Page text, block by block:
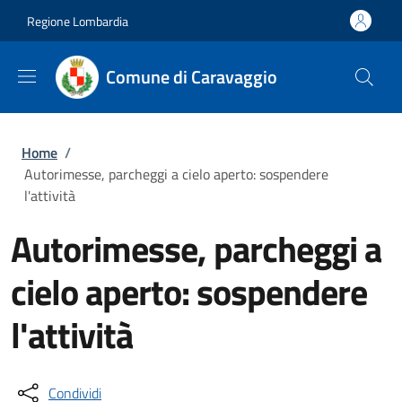
Regione Lombardia
Comune di Caravaggio
Briciole di pane
Home /
Autorimesse, parcheggi a cielo aperto: sospendere
l'attività
Autorimesse, parcheggi a
cielo aperto: sospendere
l'attività
Condividi